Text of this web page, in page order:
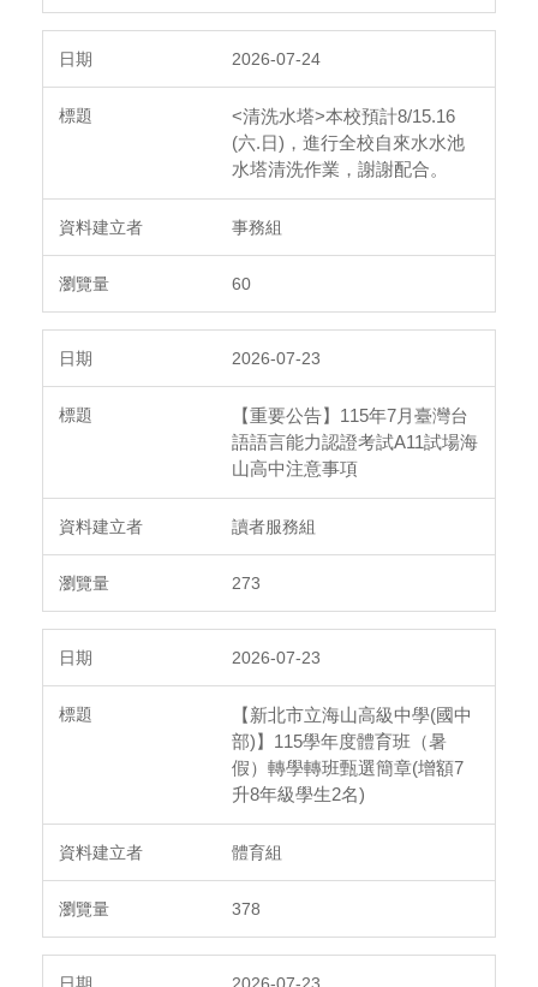
2026-07-24
<清洗水塔>本校預計8/15.16
(六.日)，進行全校自來水水池
水塔清洗作業，謝謝配合。
事務組
60
2026-07-23
【重要公告】115年7月臺灣台
語語言能力認證考試A11試場海
山高中注意事項
讀者服務組
273
2026-07-23
【新北市立海山高級中學(國中
部)】115學年度體育班（暑
假）轉學轉班甄選簡章(增額7
升8年級學生2名)
體育組
378
2026-07-23